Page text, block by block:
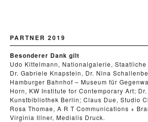
PARTNER 2019
Besonderer Dank gilt
Udo Kittelmann, Nationalgalerie,
Dr. Gabriele Knapstein, Dr. Nina
Hamburger Bahnhof – Museum für
Horn, KW Institute for Contemporary Art;
Kunstbibliothek Berlin; Claus Due, Studio
Rosa Thomae, A R T Communications +
Virginia Illner, Medialis Druck.